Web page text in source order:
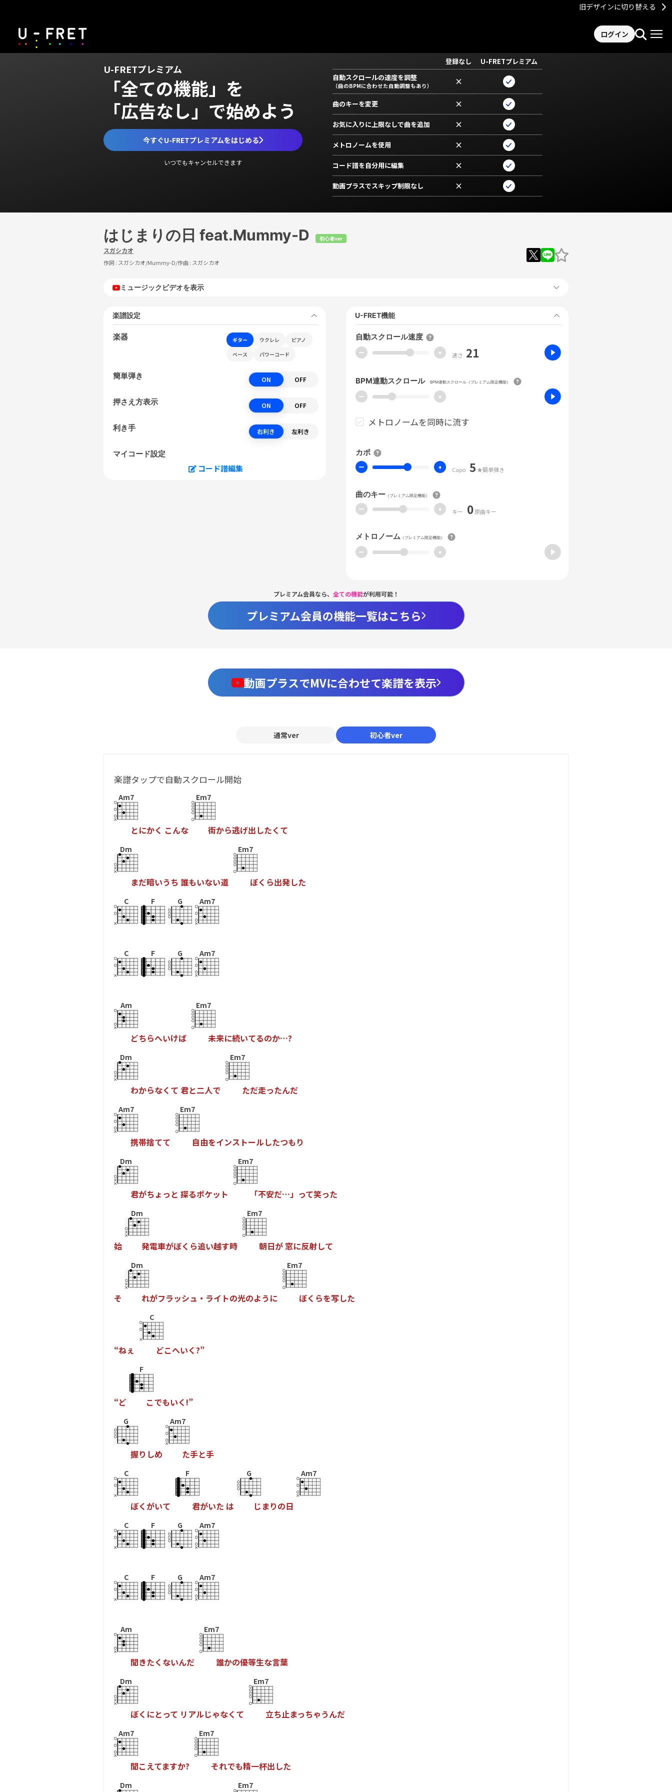
旧デザインに切り替える
ログイン
U-FRETプレミアム
「全ての機能」を
「広告なし」で始めよう
今すぐU-FRETプレミアムをはじめる
いつでもキャンセルできます
登録なし
U-FRETプレミアム
自動スクロールの速度を調整
（曲のBPMに合わせた自動調整もあり） ×
曲のキーを変更 ×
お気に入りに上限なしで曲を追加 ×
メトロノームを使用 ×
コード譜を自分用に編集 ×
動画プラスでスキップ制限なし ×
はじまりの日 feat.Mummy-D 初心者ver
スガシカオ
作詞 : スガシカオ/Mummy-D/作曲 : スガシカオ
ミュージックビデオを表示
楽譜設定
楽器 ギター ウクレレ
ピアノ
ベース
パワーコード
簡単弾き ON OFF
押さえ方表示 ON OFF
利き手 右利き 左利き
マイコード設定
コード譜編集
U-FRET機能
自動スクロール速度
ー + 速さ 21
BPM連動スクロール BPM連動スクロール（プレミアム限定機能）
ー +
メトロノームを同時に流す
カポ
ー + Capo 5 ★簡単弾き
曲のキー （プレミアム限定機能）
ー + キー 0原曲キー
メトロノーム （プレミアム限定機能）
ー +
プレミアム会員なら、 全ての機能が利用可能！
プレミアム会員の機能一覧はこちら
動画プラスでMVに合わせて楽譜を表示
通常ver 初心者ver
楽譜タップで自動スクロール開始
Am7
とにかく こんな
Em7
街から逃げ出したく て
Dm
まだ暗いう ち 誰もいない道
Em7
ぼく ら出発した
C F G Am7
C F G Am7
Am
どちらへいけば
Em7
未来に続いてるのか…?
Dm
わからなく て 君と二人で
Em7
ただ走ったんだ
Am7
携帯捨てて
Em7
自由をインス トールしたつもり
Dm
君がちょ っ と 探るポケッ ト
Em7
「不安だ…」 って笑った
始
Dm
発電車がぼく ら追い越す時
Em7
朝日が窓に反射して
そ
Dm
れがフラッシュ ・ ライ トの光のよう に
Em7
ぼく らを写した
“ねぇ
C
どこへいく?”
“ど
F
こでもいく !”
G
握り しめ
Am7
た手と手
C
ぼく がいて
F
君がいた は
G
じ まりの日
Am7
C F G Am7
C F G Am7
Am
聞きたく ないんだ
Em7
誰かの優等生な言葉
Dm
ぼく にとって リ アルじゃなく て
Em7
立ち止まっちゃうんだ
Am7
聞こえてますか?
Em7
それでも精一杯出した
Dm Em7